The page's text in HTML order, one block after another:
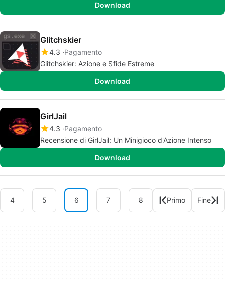
Download
Glitchskier
4.3 Pagamento
Glitchskier: Azione e Sfide Estreme
Download
GirlJail
4.3 Pagamento
Recensione di GirlJail: Un Minigioco d'Azione Intenso
Download
4 5 6 7 8 Primo Fine